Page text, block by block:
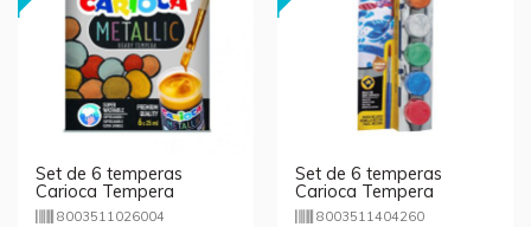
Set de 6 temperas
Carioca Tempera
Metallic
8003511026004
Set de 6 temperas
Carioca Tempera
Metallic 25ml c/pincel
8003511404260